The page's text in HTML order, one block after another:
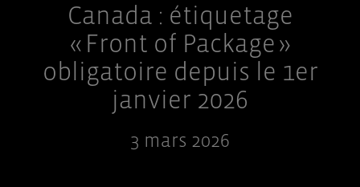
Canada : étiquetage
« Front of Package »
obligatoire depuis le 1er
janvier 2026
3 mars 2026